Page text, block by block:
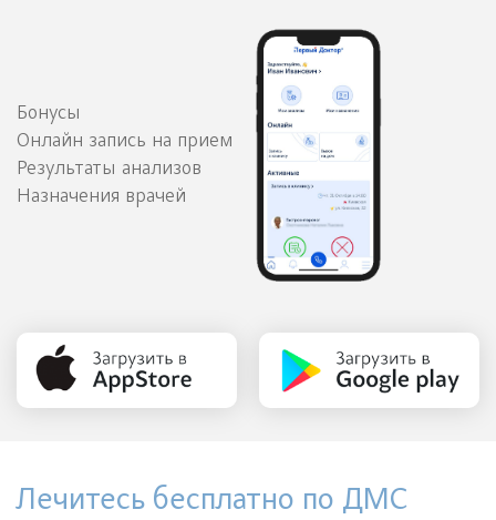
Бонусы
Онлайн запись на прием
Результаты анализов
Назначения врачей
Лечитесь бесплатно по ДМС